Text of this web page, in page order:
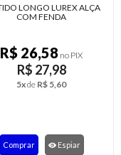
VESTIDO LONGO ELEGANTE
FRANZIDO NAS LATERAIS
R$ 28,49no PIX
R$ 29,99
5xdeR$ 6,00
Comprar Espiar